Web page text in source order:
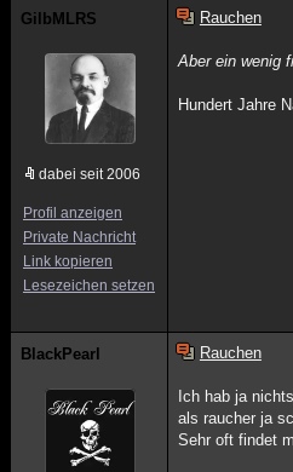
GilbMLRS
dabei seit 2006
Profil anzeigen
Private Nachricht
Link kopieren
Lesezeichen setzen
Rauchen
Aber ein wenig
Hundert Jahre
BlackPearl Rauchen
Ich hab ja
als raucher ja
Sehr oft findet